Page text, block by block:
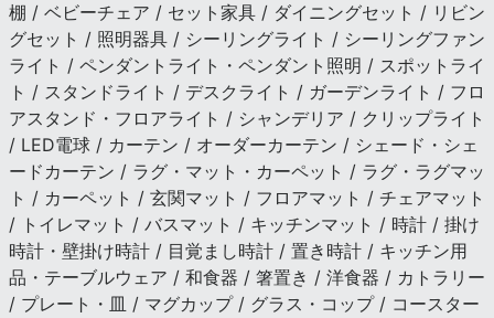
棚 / ベビーチェア / セット家具 / ダイニングセット / リビン
グセット / 照明器具 / シーリングライト / シーリングファン
ライト / ペンダントライト・ペンダント照明 / スポットライ
ト / スタンドライト / デスクライト / ガーデンライト / フロ
アスタンド・フロアライト / シャンデリア / クリップライト
/ LED電球 / カーテン / オーダーカーテン / シェード・シェ
ードカーテン / ラグ・マット・カーペット / ラグ・ラグマッ
ト / カーペット / 玄関マット / フロアマット / チェアマット
/ トイレマット / バスマット / キッチンマット / 時計 / 掛け
時計・壁掛け時計 / 目覚まし時計 / 置き時計 / キッチン用
品・テーブルウェア / 和食器 / 箸置き / 洋食器 / カトラリー
/ プレート・皿 / マグカップ / グラス・コップ / コースター